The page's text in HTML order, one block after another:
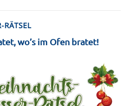
RÄTSEL
wo’s im Ofen bratet!